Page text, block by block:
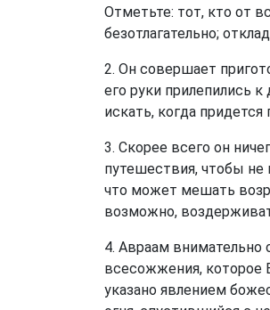
Отметьте: тот, кто от
безотлагательно;
2. Он совершает
его руки прилепились
искать, когда
3. Скорее всего он
путешествия, чтобы не
что может мешать
возможно,
4. Авраам внимательно
всесожжения, которое
указано явлением